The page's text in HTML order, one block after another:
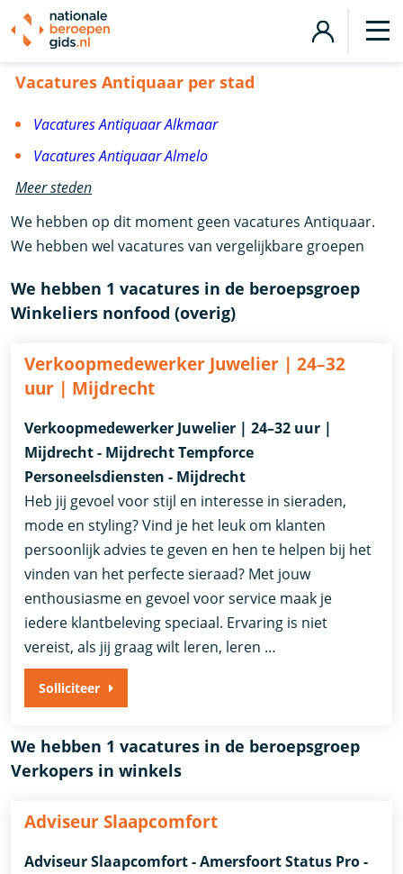
Vacatures Antiquaar
Vacatures Antiquaar per stad
Vacatures Antiquaar Alkmaar
Vacatures Antiquaar Almelo
Meer steden
We hebben op dit moment geen vacatures Antiquaar.
We hebben wel vacatures van vergelijkbare groepen
We hebben 1 vacatures in de beroepsgroep
Winkeliers nonfood (overig)
Verkoopmedewerker Juwelier | 24–32
uur | Mijdrecht
Verkoopmedewerker Juwelier | 24–32 uur |
Mijdrecht - Mijdrecht Tempforce
Personeelsdiensten - Mijdrecht
Heb jij gevoel voor stijl en interesse in sieraden,
mode en styling? Vind je het leuk om klanten
persoonlijk advies te geven en hen te helpen bij het
vinden van het perfecte sieraad? Met jouw
enthousiasme en gevoel voor service maak je
iedere klantbeleving speciaal. Ervaring is niet
vereist, als jij graag wilt leren, leren …
Solliciteer
We hebben 1 vacatures in de beroepsgroep
Verkopers in winkels
Adviseur Slaapcomfort
Adviseur Slaapcomfort - Amersfoort Status Pro -